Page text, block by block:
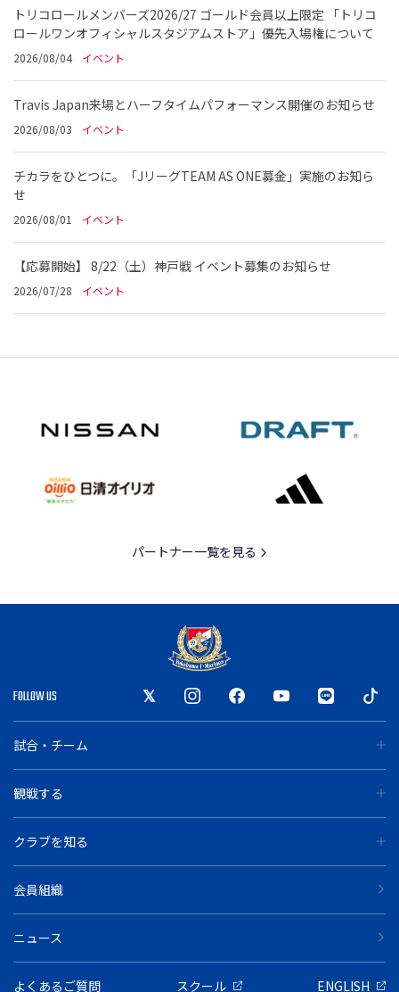
トリコロールメンバーズ2026/27 ゴールド会員以上限定 「トリコ
ロールワンオフィシャルスタジアムストア」優先入場権について
2026/08/04 イベント
Travis Japan来場とハーフタイムパフォーマンス開催のお知らせ
2026/08/03 イベント
チカラをひとつに。「JリーグTEAM AS ONE募金」実施のお知ら
せ
2026/08/01 イベント
【応募開始】 8/22（土）神戸戦 イベント募集のお知らせ
2026/07/28 イベント
パートナー一覧を見る
FOLLOW US
試合・チーム
観戦する
クラブを知る
会員組織
ニュース
よくあるご質問 スクール ENGLISH